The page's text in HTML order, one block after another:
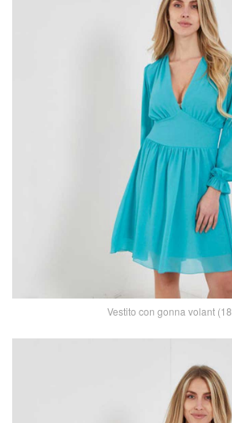
Vestito con gonna volant